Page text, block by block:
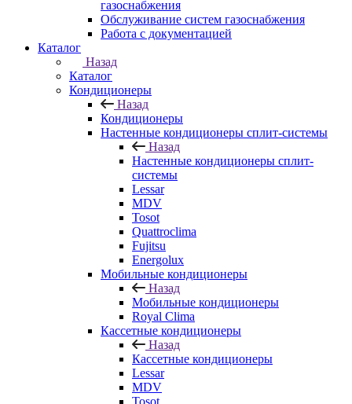
газоснабжения
Обслуживание систем газоснабжения
Работа с документацией
Каталог
Назад
Каталог
Кондиционеры
Назад
Кондиционеры
Настенные кондиционеры сплит-системы
Назад
Настенные кондиционеры сплит-
системы
Lessar
MDV
Tosot
Quattroclima
Fujitsu
Energolux
Мобильные кондиционеры
Назад
Мобильные кондиционеры
Royal Clima
Кассетные кондиционеры
Назад
Кассетные кондиционеры
Lessar
MDV
Tosot